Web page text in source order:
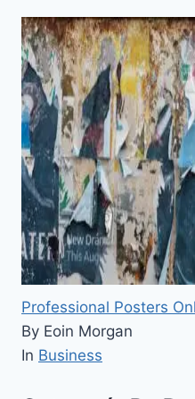
Professional Posters
By Eoin Morgan
In Business